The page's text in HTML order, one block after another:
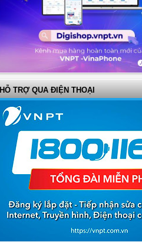
HỖ TRỢ QUA ĐIỆN THOẠI